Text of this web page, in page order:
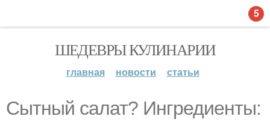
ШЕДЕВРЫ КУЛИНАРИИ
главная новости статьи
Сытный салат? Ингредиенты:
5